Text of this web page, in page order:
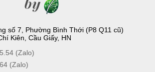
số 7, Phường Bình Thới (P8 Q11 cũ)
Kiên, Cầu Giấy, HN
(Zalo)
(Zalo)